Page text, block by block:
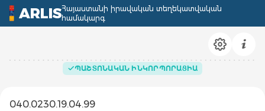
ARLISՀայաստանի իրավական տեղեկատվական
համակարգ
ՊԱՇՏՈՆԱԿԱՆ ԻՆԿՈՐՊՈՐԱՑԻԱ
040.0230.19.04.99